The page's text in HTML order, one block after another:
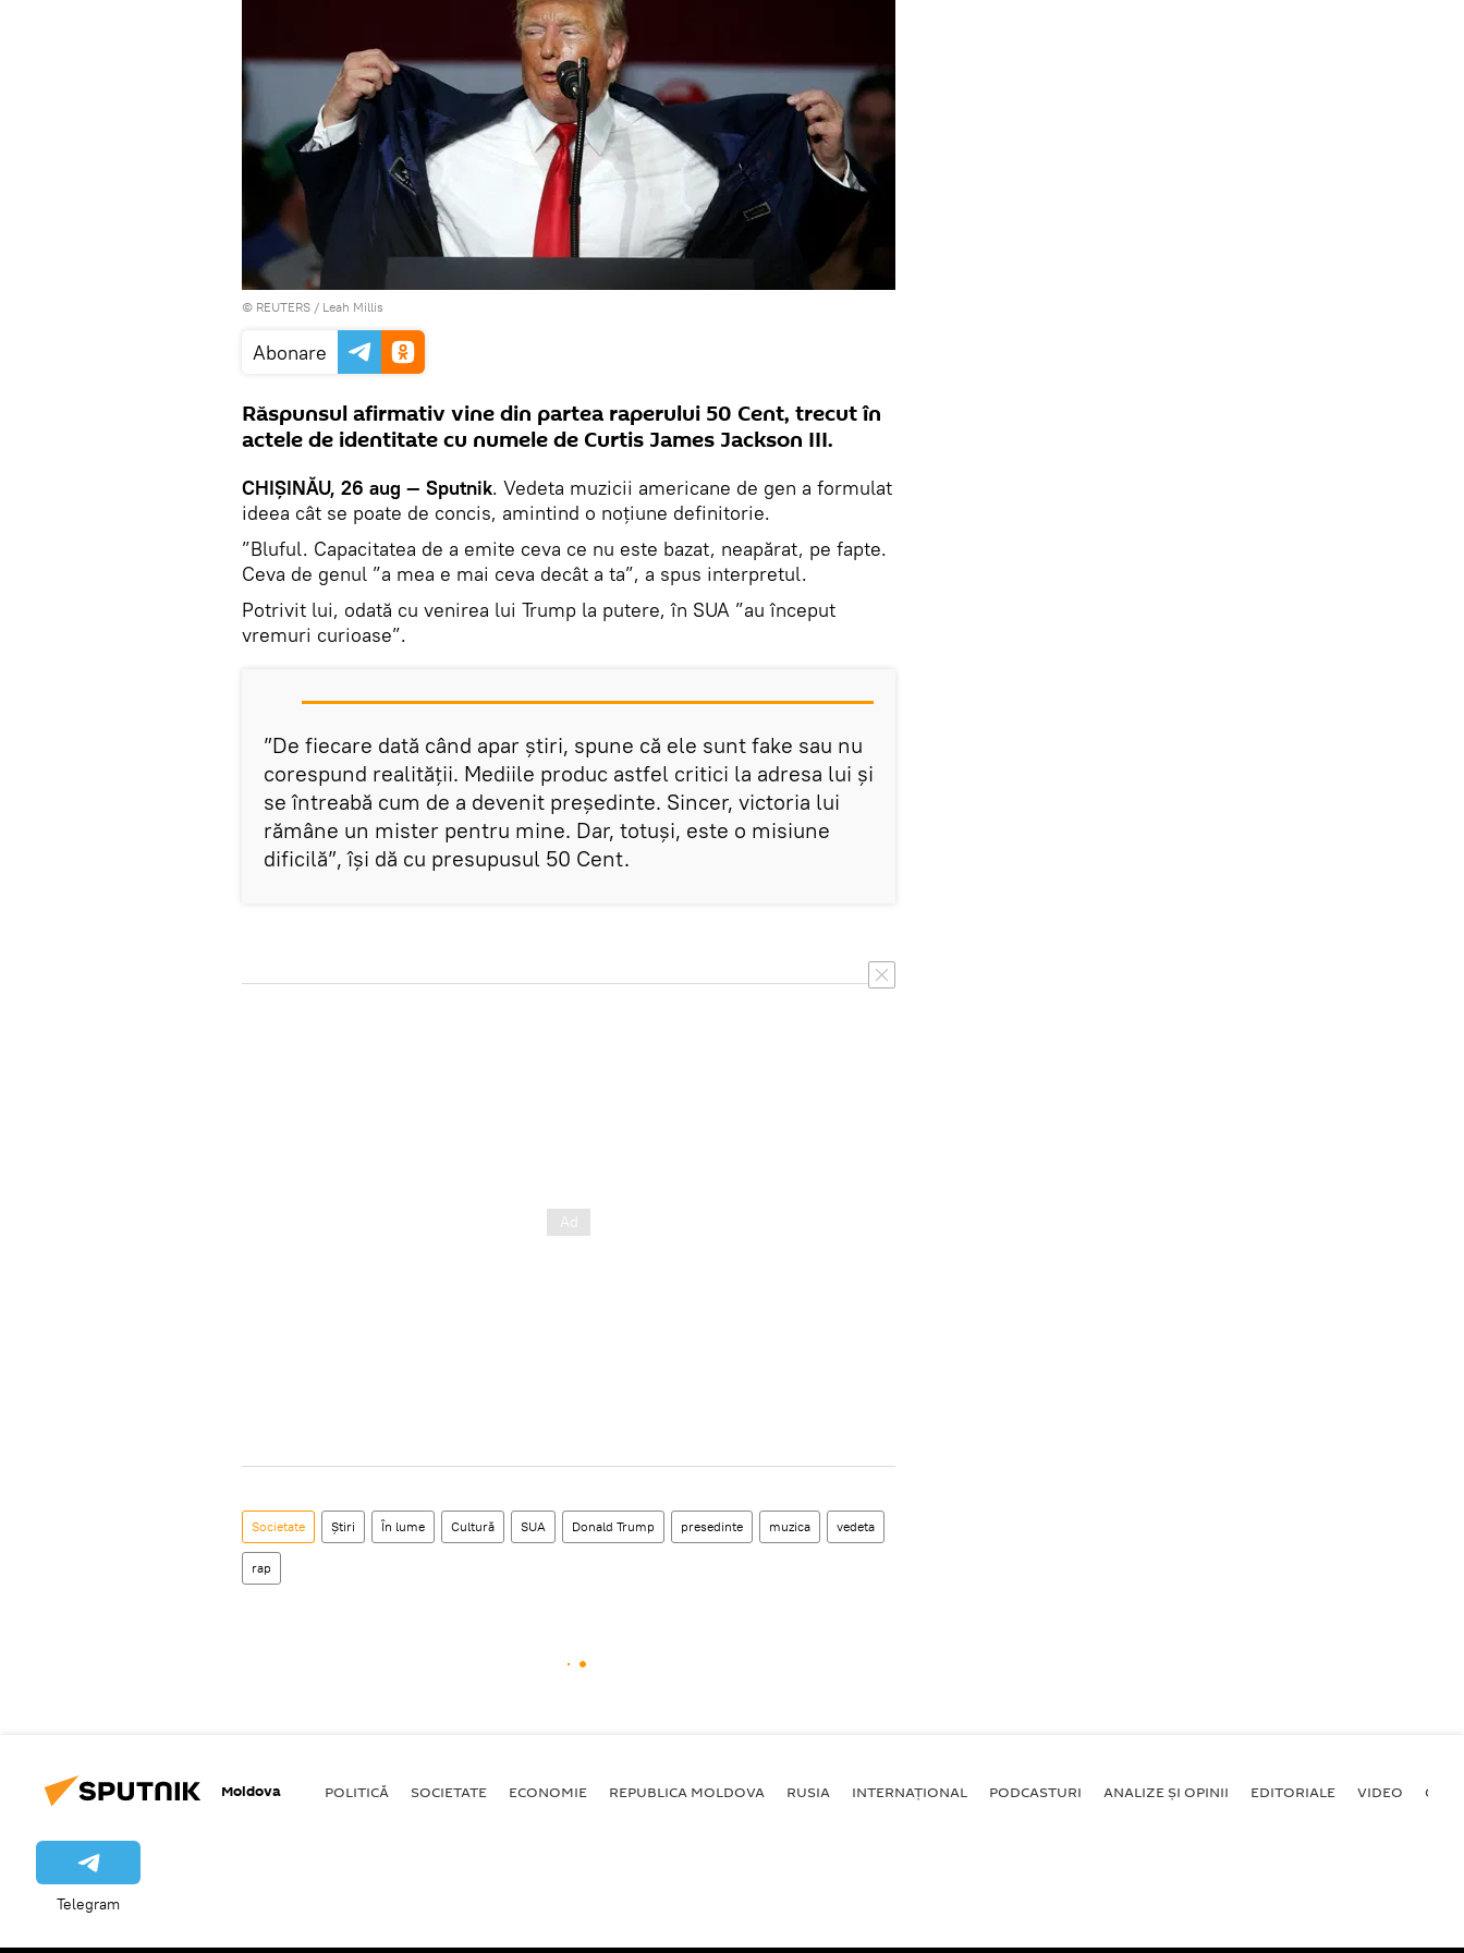
© REUTERS / Leah Millis
Abonare
Răspunsul afirmativ vine din partea raperului 50 Cent, trecut în
actele de identitate cu numele de Curtis James Jackson III.
CHIȘINĂU, 26 aug — Sputnik. Vedeta muzicii americane de gen a formulat
ideea cât se poate de concis, amintind o noțiune definitorie.
”Bluful. Capacitatea de a emite ceva ce nu este bazat, neapărat, pe fapte.
Ceva de genul ”a mea e mai ceva decât a ta”, a spus interpretul.
Potrivit lui, odată cu venirea lui Trump la putere, în SUA ”au început
vremuri curioase”.
”De fiecare dată când apar știri, spune că ele sunt fake sau nu
corespund realității. Mediile produc astfel critici la adresa lui și
se întreabă cum de a devenit președinte. Sincer, victoria lui
rămâne un mister pentru mine. Dar, totuși, este o misiune
dificilă”, își dă cu presupusul 50 Cent.
Societate Știri În lume Cultură SUA Donald Trump presedinte muzica vedeta
rap
Moldova POLITICĂ SOCIETATE ECONOMIE REPUBLICA MOLDOVA RUSIA INTERNAȚIONAL PODCASTURI ANALIZE ȘI OPINII EDITORIALE VIDEO
Telegram